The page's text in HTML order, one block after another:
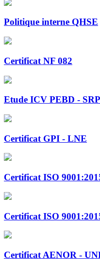
Politique interne QHSE
Certificat NF 082
Etude ICV PEBD - SRP
Certificat GPI - LNE
Certificat ISO
Certificat ISO
Certificat AENOR -